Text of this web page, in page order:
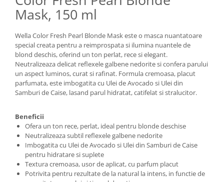
Mask, 150 ml
Wella Color Fresh Pearl Blonde Mask este o masca nuantatoare
special creata pentru a reimprospata si ilumina nuantele de
blond deschis, oferind un ton perlat, rece si elegant.
Neutralizeaza delicat reflexele galbene nedorite si confera parului
un aspect luminos, curat si rafinat. Formula cremoasa, placut
parfumata, este imbogatita cu Ulei de Avocado si Ulei din
Samburi de Caise, lasand parul hidratat, catifelat si stralucitor.
Beneficii
Ofera un ton rece, perlat, ideal pentru blonde deschise
Neutralizeaza subtil reflexele galbene nedorite
Imbogatita cu Ulei de Avocado si Ulei din Samburi de Caise
pentru hidratare si suplete
Textura cremoasa, usor de aplicat, cu parfum placut
Potrivita pentru rezultate de la natural la intens, in functie de